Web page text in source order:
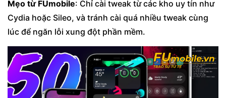
Mẹo từ FUmobile: Chỉ cài tweak từ các kho uy tín như
Cydia hoặc Sileo, và tránh cài quá nhiều tweak cùng
lúc để ngăn lỗi xung đột phần mềm.